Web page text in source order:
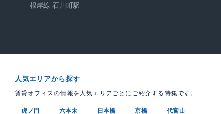
根岸線 石川町駅
人気エリアから探す
賃貸オフィスの情報を人気エリアごとにご紹介する特集です。
虎ノ門 六本木 日本橋 京橋 代官山